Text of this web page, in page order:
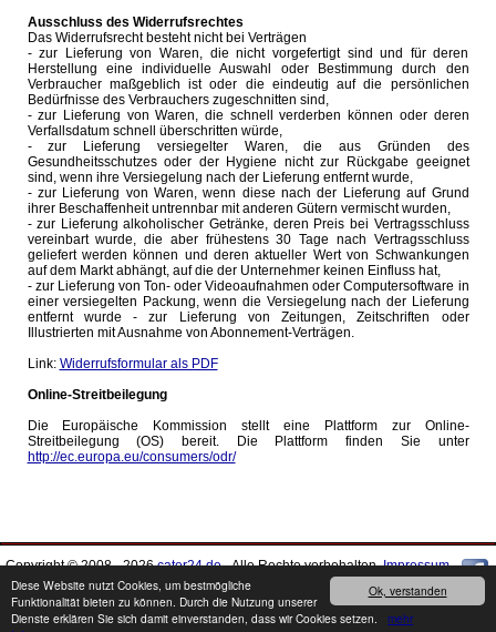
Ok, verstanden
Diese Website nutzt Cookies, um bestmögliche
Funktionalität bieten zu können. Durch die Nutzung unserer
Dienste erklären Sie sich damit einverstanden, dass wir Cookies setzen. mehr
Ausschluss des Widerrufsrechtes
Das Widerrufsrecht besteht nicht bei Verträgen
- zur Lieferung von Waren, die nicht vorgefertigt sind und für deren
Herstellung eine individuelle Auswahl oder Bestimmung durch den
Verbraucher maßgeblich ist oder die eindeutig auf die persönlichen
Bedürfnisse des Verbrauchers zugeschnitten sind,
- zur Lieferung von Waren, die schnell verderben können oder deren
Verfallsdatum schnell überschritten würde,
- zur Lieferung versiegelter Waren, die aus Gründen des
Gesundheitsschutzes oder der Hygiene nicht zur Rückgabe geeignet
sind, wenn ihre Versiegelung nach der Lieferung entfernt wurde,
- zur Lieferung von Waren, wenn diese nach der Lieferung auf Grund
ihrer Beschaffenheit untrennbar mit anderen Gütern vermischt wurden,
- zur Lieferung alkoholischer Getränke, deren Preis bei Vertragsschluss
vereinbart wurde, die aber frühestens 30 Tage nach Vertragsschluss
geliefert werden können und deren aktueller Wert von Schwankungen
auf dem Markt abhängt, auf die der Unternehmer keinen Einfluss hat,
- zur Lieferung von Ton- oder Videoaufnahmen oder Computersoftware in
einer versiegelten Packung, wenn die Versiegelung nach der Lieferung
entfernt wurde - zur Lieferung von Zeitungen, Zeitschriften oder
Illustrierten mit Ausnahme von Abonnement-Verträgen.
Link: Widerrufsformular als PDF
Online-Streitbeilegung
Die Europäische Kommission stellt eine Plattform zur Online-
Streitbeilegung (OS) bereit. Die Plattform finden Sie unter
http://ec.europa.eu/consumers/odr/
Copyright © 2008 - 2026cater24.de- Alle Rechte vorbehalten.Impressum
Produkte können von den Abbildungen abweichen. Druckfehler / Irrtümer sowie
Preis- und Sortimentänderungen vorbehalten.